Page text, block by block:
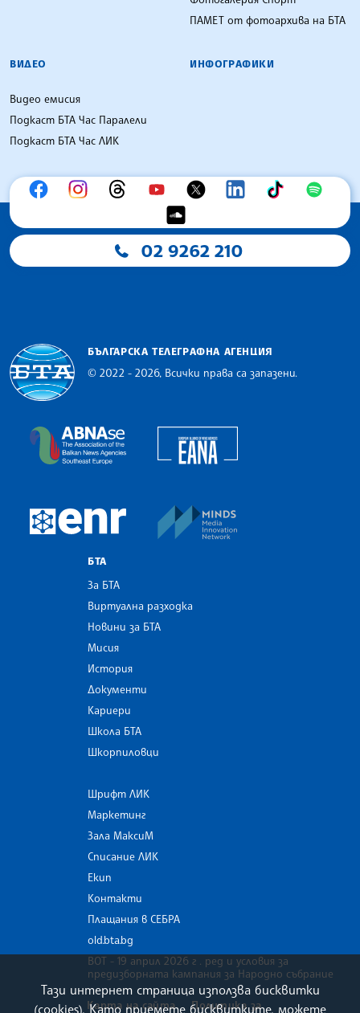
ПАМЕТ от фотоархива на БТА
ВИДЕО
Видео емисия
Подкаст БТА Час Паралели
Подкаст БТА Час ЛИК
ИНФОГРАФИКИ
02 9262 210
БЪЛГАРСКА ТЕЛЕГРАФНА АГЕНЦИЯ
© 2022 - 2026, Всички права са запазени.
The Assocoation of the Balkan News Agencies
European Newsroom
БТА
За БТА
Виртуална разходка
Новини за БТА
Мисия
История
Документи
Кариери
Школа БТА
Шкорпиловци
Шрифт ЛИК
Маркетинг
Зала МаксиМ
Списание ЛИК
Екип
Контакти
Плащания в СЕБРА
old.bta.bg
ВОТ - 19 април 2026 г . ред и условия за
предизборната кампания за Народно събрание
Карта на сайта Политика за
Тази интернет страница използва бисквитки
(cookies). Като приемете бисквитките, можете